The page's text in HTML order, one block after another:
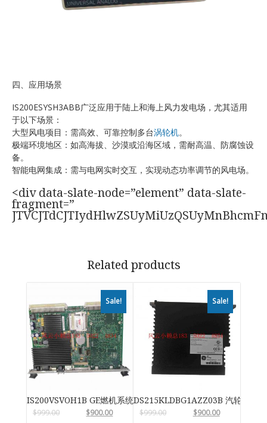
四、应用场景
IS200ESYSH3ABB广泛应用于陆上和海上风力发电场，尤其适用
于以下场景：
大型风电项目：需高效、可靠控制多台涡轮机。
极端环境地区：如高海拔、沙漠或沿海区域，需耐高温、防腐蚀设
备。
智能电网集成：需与电网实时交互，实现动态功率调节的风电场。
<div data-slate-node=”element” data-slate-
fragment=”
Related products
Sale!
IS200VSVOH1B GE燃机系统
$999.00 $900.00
Sale!
DS215KLDBG1AZZ03B 汽轮机系
$999.00 $900.00